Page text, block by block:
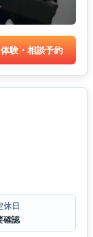
体験・相談予約
休日
確認